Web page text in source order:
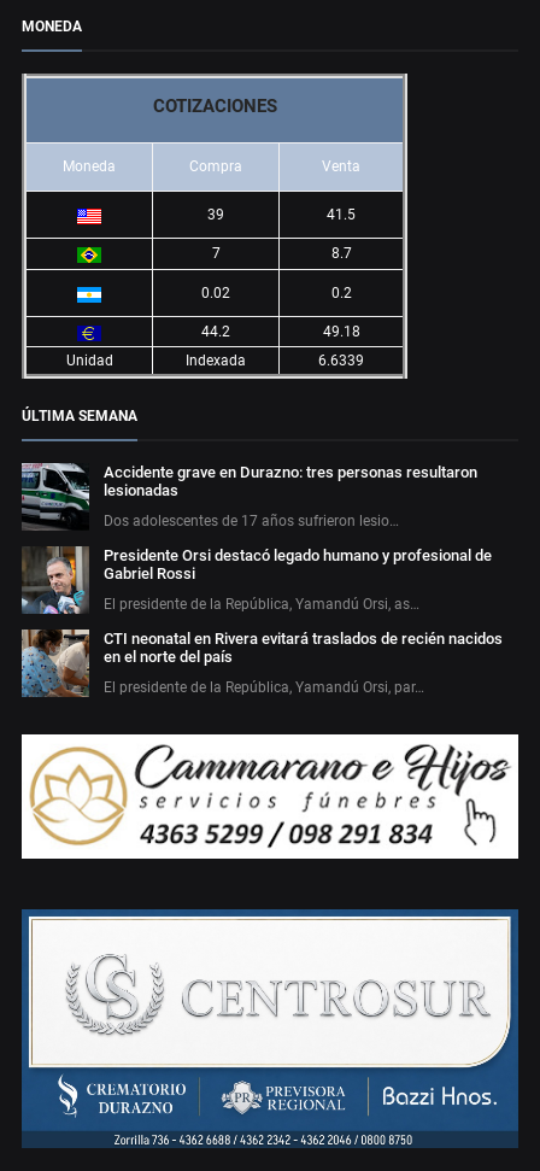
MONEDA
COTIZACIONES
Moneda Compra Venta
39 41.5
7 8.7
0.02 0.2
44.2
49.18
Unidad
Indexada 6.6339
ÚLTIMA SEMANA
Accidente grave en Durazno: tres personas resultaron
lesionadas
Dos adolescentes de 17 años sufrieron lesio…
Presidente Orsi destacó legado humano y profesional de
Gabriel Rossi
El presidente de la República, Yamandú Orsi, as…
CTI neonatal en Rivera evitará traslados de recién nacidos
en el norte del país
El presidente de la República, Yamandú Orsi, par…